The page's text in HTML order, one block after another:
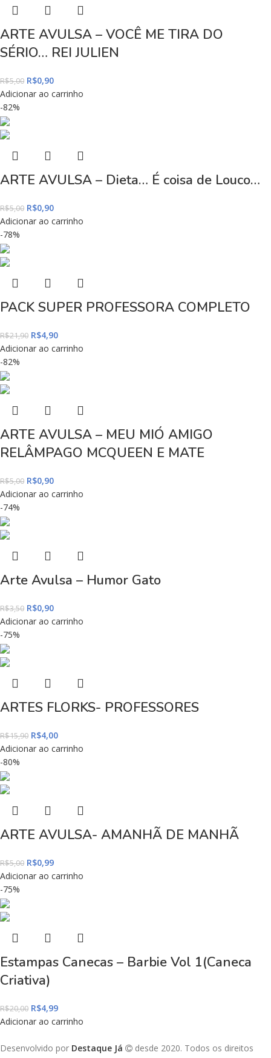
ARTE AVULSA – VOCÊ ME TIRA DO
SÉRIO… REI JULIEN
R$5,00 R$0,90
Adicionar ao carrinho
-82%
ARTE AVULSA – Dieta… É coisa de Louco…
R$5,00 R$0,90
Adicionar ao carrinho
-78%
PACK SUPER PROFESSORA COMPLETO
R$21,90 R$4,90
Adicionar ao carrinho
-82%
ARTE AVULSA – MEU MIÓ AMIGO
RELÂMPAGO MCQUEEN E MATE
R$5,00 R$0,90
Adicionar ao carrinho
-74%
Arte Avulsa – Humor Gato
R$3,50 R$0,90
Adicionar ao carrinho
-75%
ARTES FLORKS- PROFESSORES
R$15,90 R$4,00
Adicionar ao carrinho
-80%
ARTE AVULSA- AMANHÃ DE MANHÃ
R$5,00 R$0,99
Adicionar ao carrinho
-75%
Estampas Canecas – Barbie Vol 1(Caneca
Criativa)
R$20,00 R$4,99
Adicionar ao carrinho
Desenvolvido por Destaque Já
desde 2020. Todos os direitos